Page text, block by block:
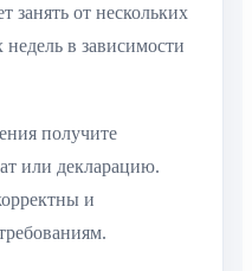
занять от нескольких
в зависимости
получите
или декларацию.
и